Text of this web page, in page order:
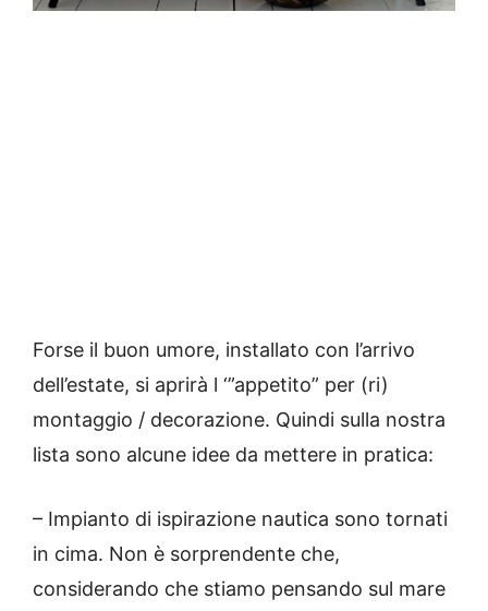
Forse il buon umore, installato con l’arrivo
dell’estate, si aprirà l ‘”appetito” per (ri)
montaggio / decorazione. Quindi sulla nostra
lista sono alcune idee da mettere in pratica:
– Impianto di ispirazione nautica sono tornati
in cima. Non è sorprendente che,
considerando che stiamo pensando sul mare